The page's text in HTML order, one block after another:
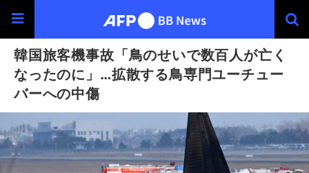
韓国旅客機事故「鳥のせいで数百人が亡く
なったのに」…拡散する鳥専門ユーチュー
バーへの中傷